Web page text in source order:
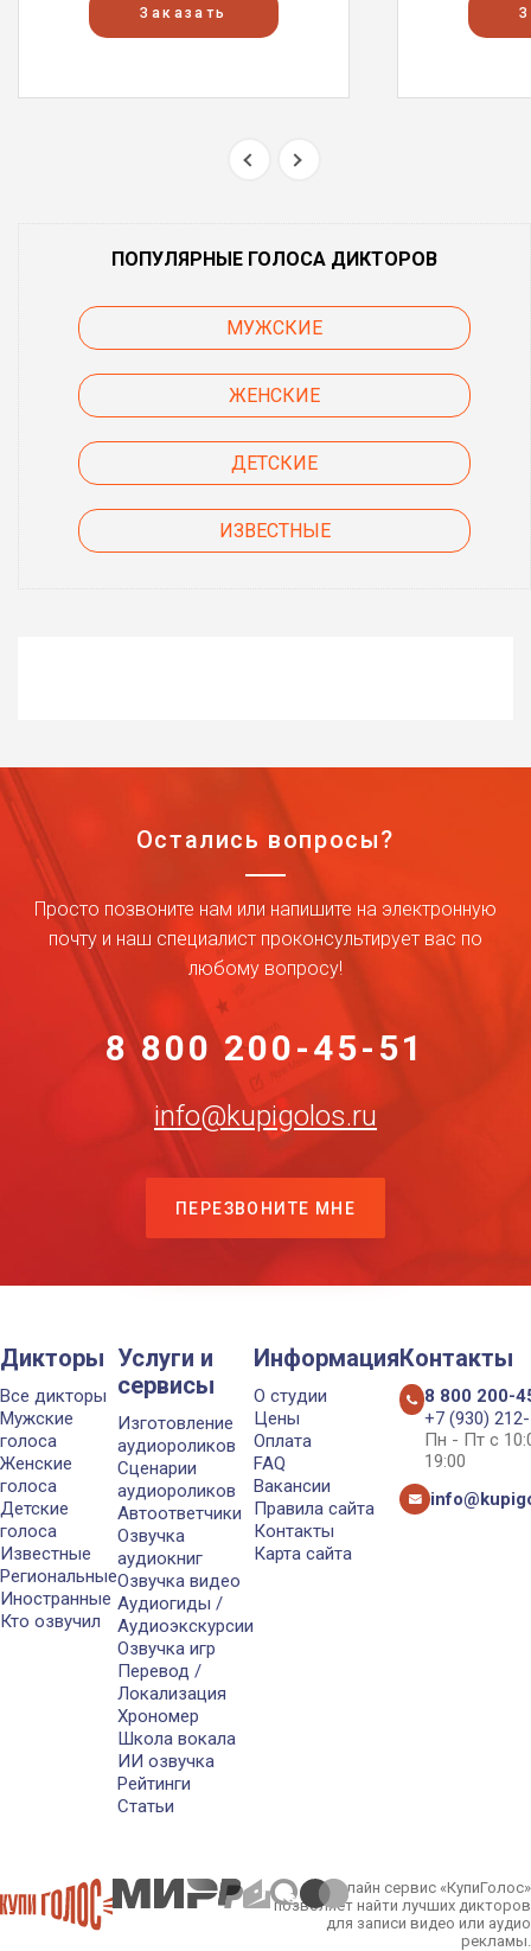
Заказать
ПОПУЛЯРНЫЕ ГОЛОСА ДИКТОРОВ
МУЖСКИЕ
ЖЕНСКИЕ
ДЕТСКИЕ
ИЗВЕСТНЫЕ
Остались вопросы?
Просто позвоните нам или напишите на электронную
почту и наш специалист проконсультирует вас по
любому вопросу!
8 800 200-45-51
info@kupigolos.ru
ПЕРЕЗВОНИТЕ МНЕ
Дикторы
Все дикторы
Мужские
голоса
Женские
голоса
Детские
голоса
Известные
Региональные
Иностранные
Кто озвучил
Услуги и
сервисы
Изготовление
аудиороликов
Сценарии
аудиороликов
Автоответчики
Озвучка
аудиокниг
Озвучка видео
Аудиогиды /
Аудиоэкскурсии
Озвучка игр
Перевод /
Локализация
Хрономер
Школа вокала
ИИ озвучка
Рейтинги
Статьи
Информация
О студии
Цены
Оплата
FAQ
Вакансии
Правила сайта
Контакты
Карта сайта
Контакты
8 800 200-
+7 (930)
Пн - Пт с
19:00
Онлайн сервис «КупиГолос»
позволяет найти лучших дикторов
для записи видео или аудио
рекламы.